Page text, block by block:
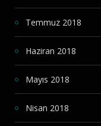
Temmuz 2018
Haziran 2018
Mayıs 2018
Nisan 2018